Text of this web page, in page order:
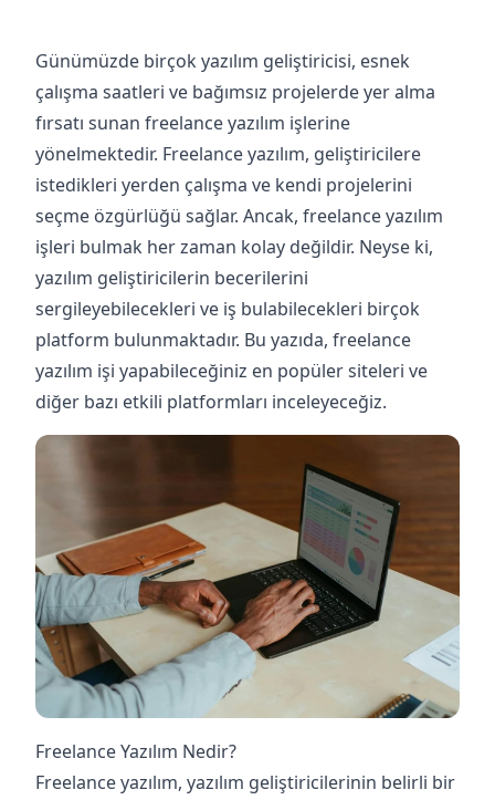
Günümüzde birçok yazılım geliştiricisi, esnek
çalışma saatleri ve bağımsız projelerde yer alma
fırsatı sunan freelance yazılım işlerine
yönelmektedir. Freelance yazılım, geliştiricilere
istedikleri yerden çalışma ve kendi projelerini
seçme özgürlüğü sağlar. Ancak, freelance yazılım
işleri bulmak her zaman kolay değildir. Neyse ki,
yazılım geliştiricilerin becerilerini
sergileyebilecekleri ve iş bulabilecekleri birçok
platform bulunmaktadır. Bu yazıda, freelance
yazılım işi yapabileceğiniz en popüler siteleri ve
diğer bazı etkili platformları inceleyeceğiz.
Freelance Yazılım Nedir?
Freelance yazılım, yazılım geliştiricilerinin belirli bir